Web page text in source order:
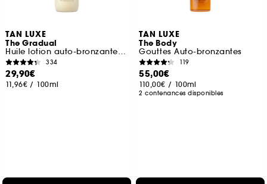
TAN LUXE
The Gradual
Huile lotion auto-bronzante progressive
334
29,90€
11,96€ / 100ml
TAN LUXE
The Body
Gouttes Auto-bronzantes
119
55,00€
110,00€ / 100ml
2 contenances disponibles